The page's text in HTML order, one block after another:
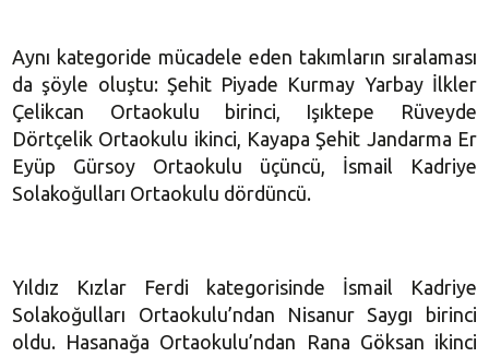
Aynı kategoride mücadele eden takımların sıralaması
da şöyle oluştu: Şehit Piyade Kurmay Yarbay İlkler
Çelikcan Ortaokulu birinci, Işıktepe Rüveyde
Dörtçelik Ortaokulu ikinci, Kayapa Şehit Jandarma Er
Eyüp Gürsoy Ortaokulu üçüncü, İsmail Kadriye
Solakoğulları Ortaokulu dördüncü.
Yıldız Kızlar Ferdi kategorisinde İsmail Kadriye
Solakoğulları Ortaokulu’ndan Nisanur Saygı birinci
oldu. Hasanağa Ortaokulu’ndan Rana Göksan ikinci